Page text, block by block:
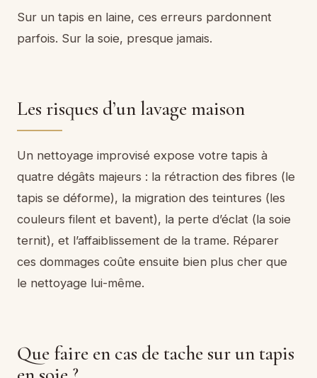
Sur un tapis en laine, ces erreurs pardonnent
parfois. Sur la soie, presque jamais.
Les risques d’un lavage maison
Un nettoyage improvisé expose votre tapis à
quatre dégâts majeurs : la rétraction des fibres (le
tapis se déforme), la migration des teintures (les
couleurs filent et bavent), la perte d’éclat (la soie
ternit), et l’affaiblissement de la trame. Réparer
ces dommages coûte ensuite bien plus cher que
le nettoyage lui-même.
Que faire en cas de tache sur un tapis